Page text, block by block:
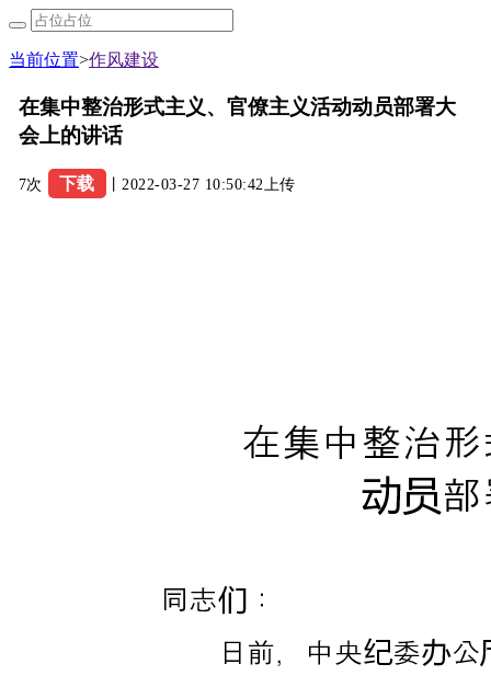
当前位置>作风建设
在集中整治形式主义、官僚主义活动动员部署大
会上的讲话
7次 下载 丨2022-03-27 10:50:42上传